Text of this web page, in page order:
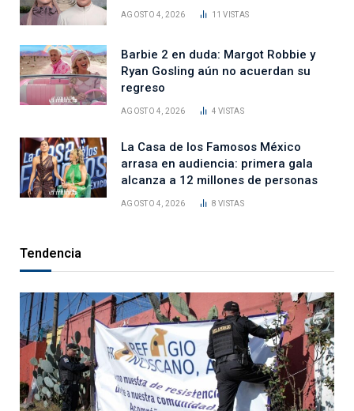
AGOSTO 4, 2026 11VISTAS
Barbie 2 en duda: Margot Robbie y
Ryan Gosling aún no acuerdan su
regreso
AGOSTO 4, 2026 4VISTAS
La Casa de los Famosos México
arrasa en audiencia: primera gala
alcanza a 12 millones de personas
AGOSTO 4, 2026 8VISTAS
Tendencia